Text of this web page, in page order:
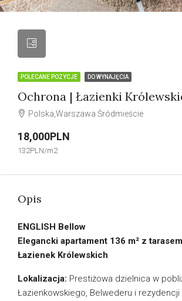
POLECANE POZYCJE DO WYNAJĘCIA
Ochrona | Łazienki
Polska,Warszawa Śródmieście
18,000PLN
132PLN/m2
Opis
ENGLISH Bellow
Elegancki apartament 136 m² z
Łazienek Królewskich
Lokalizacja: Prestiżowa dzielnica w
Łazienkowskiego, Belwederu i rezydencji